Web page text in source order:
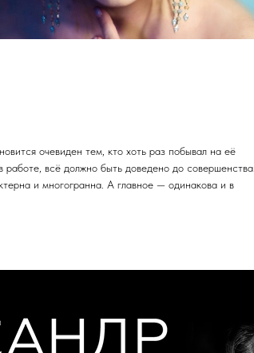
очевиден тем, кто хоть раз побывал на её
всё должно быть доведено до совершенства.
и многогранна. А главное — одинакова и в